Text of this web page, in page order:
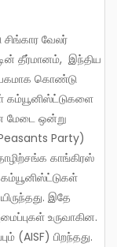
தீர்மானம், இந்திய
கொண்டு
கம்யூனிஸ்ட்டுகளை
மேடை ஒன்று
Party)
காங்கிரஸ்
இதே
உருவாகின.
(AISF) பிறந்தது.